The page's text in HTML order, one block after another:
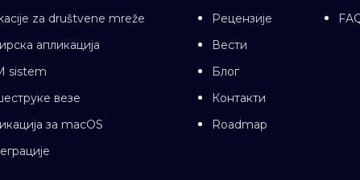
za društvene mreže
апликација
sistem
везе
за macOS
Рецензије
Вести
Блог
Контакти
Roadmap